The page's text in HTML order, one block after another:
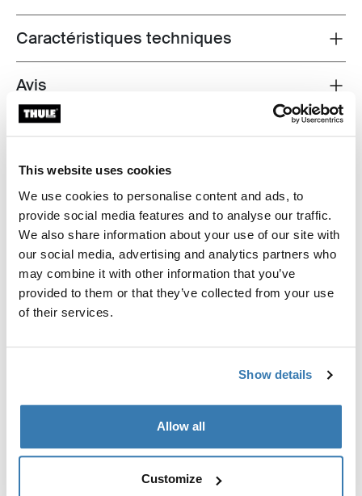
This website uses cookies
We use cookies to personalise content and ads, to
provide social media features and to analyse our traffic.
We also share information about your use of our site with
our social media, advertising and analytics partners who
may combine it with other information that you’ve
provided to them or that they’ve collected from your use
of their services.
Show details
Allow all
Customize
Toggle techspec
Caractéristiques techniques
Toggle overview
Avis